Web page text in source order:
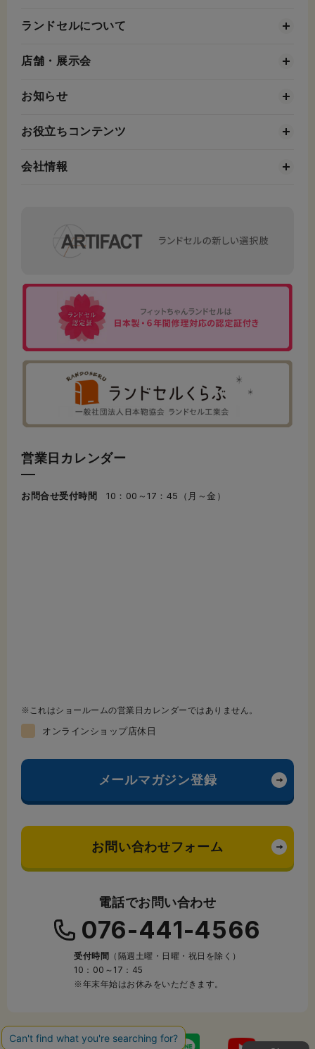
ランドセルについて
店舗・展示会
お知らせ
お役立ちコンテンツ
会社情報
営業日カレンダー
お問合せ受付時間 10：00～17：45（月～金）
これはショールームの営業日カレンダーではありません。
オンラインショップ店休日
メールマガジン登録
お問い合わせフォーム
電話でお問い合わせ
076-441-4566
受付時間
（隔週土曜・日曜・祝日を除く）
10：00～17：45
※年末年始はお休みをいただきます。